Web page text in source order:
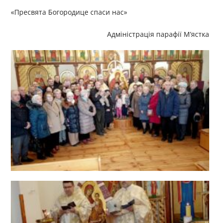
«Пресвята Богородице спаси нас»
Адміністрація парафії М’ястка